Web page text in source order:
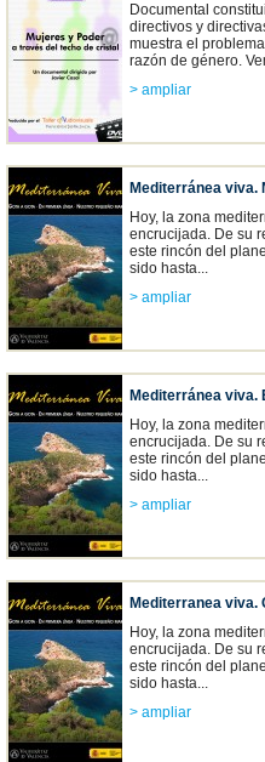
Documental
directivos y
muestra el
razón de género.
> ampliar
Mediterránea viva.
Hoy, la zona
encrucijada. De su
este rincón del
sido hasta...
> ampliar
Mediterránea viva.
Hoy, la zona
encrucijada. De su
este rincón del
sido hasta...
> ampliar
Mediterranea viva.
Hoy, la zona
encrucijada. De su
este rincón del
sido hasta...
> ampliar